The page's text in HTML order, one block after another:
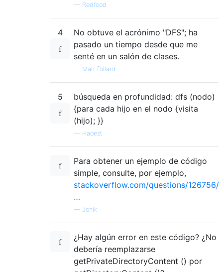
— Redfood
4
No obtuve el acrónimo "DFS"; ha
pasado un tiempo desde que me
senté en un salón de clases.
— Matt Dillard
5
búsqueda en profundidad: dfs (nodo)
{para cada hijo en el nodo {visita
(hijo); }}
— Haoest
Para obtener un ejemplo de código
simple, consulte, por ejemplo,
stackoverflow.com/questions/126756/
…
— Jonik
¿Hay algún error en este código? ¿No
debería reemplazarse
getPrivateDirectoryContent () por